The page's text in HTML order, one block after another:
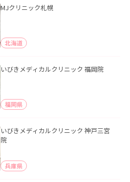
MJクリニック札幌
北海道
いびきメディカルクリニック 福岡院
福岡県
いびきメディカルクリニック 神戸三宮
院
兵庫県